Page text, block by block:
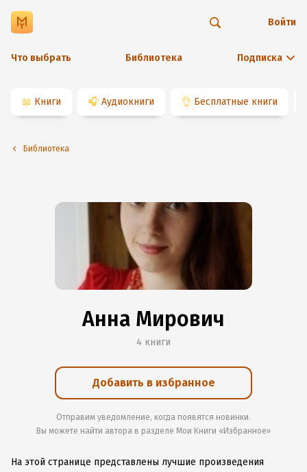
Что выбрать Библиотека Подписка
Войти
📖 Книги 🎧 Аудиокниги 👌 Бесплатные книги
Библиотека
Анна Мирович
4 книги
Добавить в избранное
Отправим уведомление, когда появятся новинки.
Вы можете найти автора в разделе Мои Книги «Избранное»
На этой странице представлены лучшие произведения